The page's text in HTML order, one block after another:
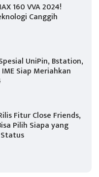
160 VVA 2024!
Canggih
UniPin, Bstation,
Siap Meriahkan
Fitur Close Friends,
Pilih Siapa yang